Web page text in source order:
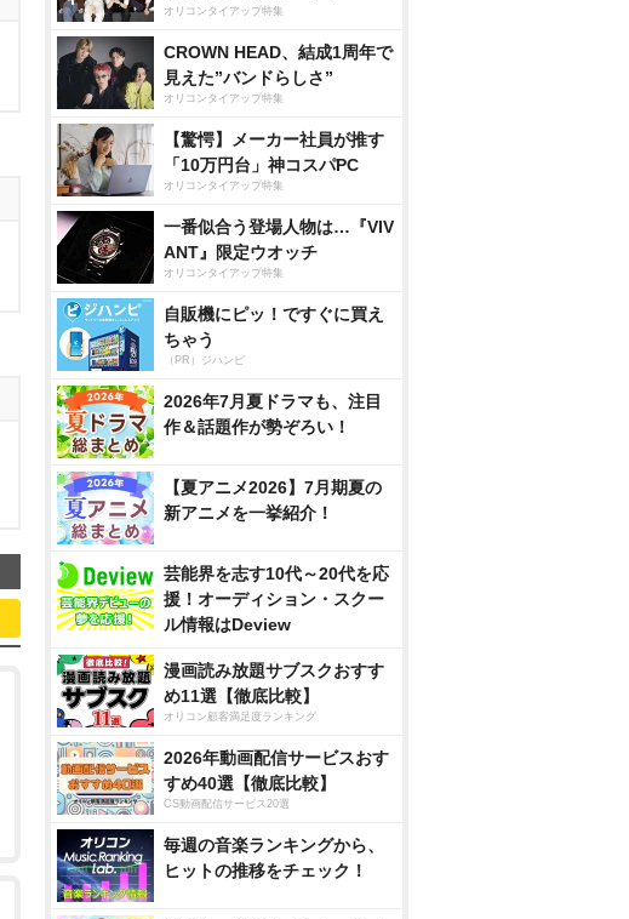
オリコンタイアップ特集
CROWN HEAD、結成1周年で
見えた”バンドらしさ”
オリコンタイアップ特集
【驚愕】メーカー社員が推す
「10万円台」神コスパPC
オリコンタイアップ特集
一番似合う登場人物は…『VIV
ANT』限定ウオッチ
オリコンタイアップ特集
自販機にピッ！ですぐに買え
ちゃう
（PR）ジハンピ
2026年7月夏ドラマも、注目
作＆話題作が勢ぞろい！
【夏アニメ2026】7月期夏の
新アニメを一挙紹介！
芸能界を志す10代～20代を応
援！オーディション・スクー
ル情報はDeview
漫画読み放題サブスクおすす
め11選【徹底比較】
オリコン顧客満足度ランキング
2026年動画配信サービスおす
すめ40選【徹底比較】
CS動画配信サービス20選
毎週の音楽ランキングから、
ヒットの推移をチェック！